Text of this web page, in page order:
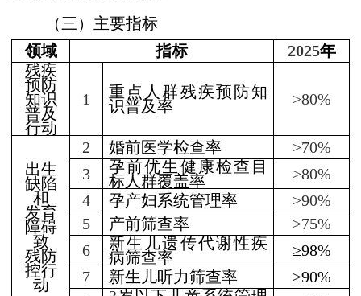
（三）主要指标
领域
指标 2025年
残疾
预防
知识
普及
行动
1
重点人群残疾预防知
识普及率
>80%
出生
缺陷
和
发育
障碍
致
残防
控行
动
2 婚前医学检查率
>70%
3
孕前优生健康检查目
标人群覆盖率
>80%
4
孕产妇系统管理率
>90%
5
产前筛查率
>75%
6
新生儿遗传代谢性疾
病筛查率
≥98%
7
新生儿听力筛查率
≥90%